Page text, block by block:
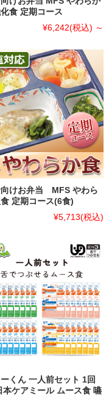
食 定期コース
¥6,242(税込) ～
向けお弁当 MFS やわら
定期コース(6食)
¥5,713(税込)
くん 一人前セット 1回
本ケアミール ムース食 嚥